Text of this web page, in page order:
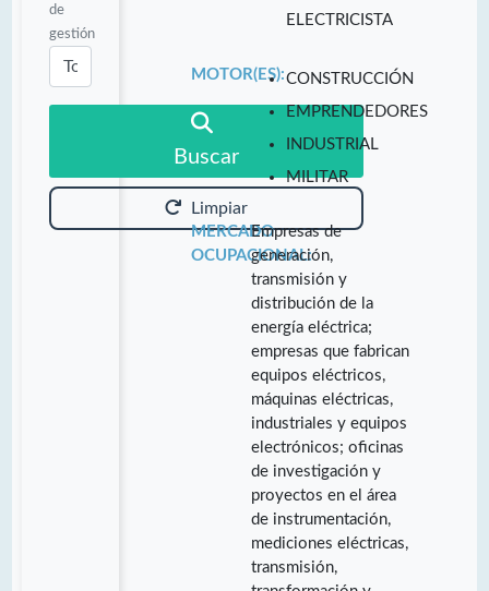
de
gestión
Buscar
Limpiar
ELECTRICISTA
MOTOR(ES):CONSTRUCCIÓN
EMPRENDEDORES
INDUSTRIAL
MILITAR
MERCADO
OCUPACIONAL:
Empresas de
generación,
transmisión y
distribución de la
energía eléctrica;
empresas que fabrican
equipos eléctricos,
máquinas eléctricas,
industriales y equipos
electrónicos; oficinas
de investigación y
proyectos en el área
de instrumentación,
mediciones eléctricas,
transmisión,